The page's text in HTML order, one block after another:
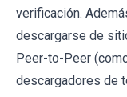
verificación.
descargarse de
Peer-to-Peer
descargadores de